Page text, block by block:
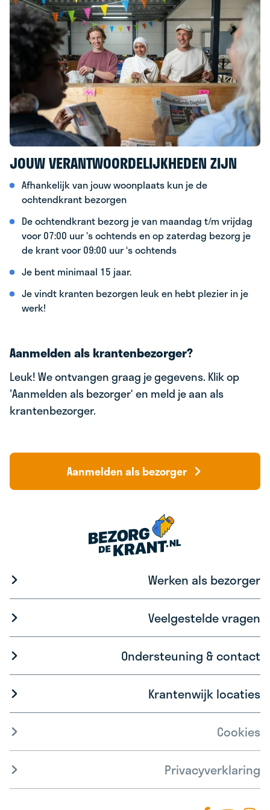
JOUW VERANTWOORDELIJKHEDEN ZIJN
Afhankelijk van jouw woonplaats kun je de
ochtendkrant bezorgen
De ochtendkrant bezorg je van maandag t/m vrijdag
voor 07:00 uur ’s ochtends en op zaterdag bezorg je
de krant voor 09:00 uur ‘s ochtends
Je bent minimaal 15 jaar.
Je vindt kranten bezorgen leuk en hebt plezier in je
werk!
Aanmelden als krantenbezorger?
Leuk! We ontvangen graag je gegevens. Klik op
'Aanmelden als bezorger‘ en meld je aan als
krantenbezorger.
Aanmelden als bezorger
Werken als bezorger
Veelgestelde vragen
Ondersteuning & contact
Krantenwijk locaties
Cookies
Privacyverklaring